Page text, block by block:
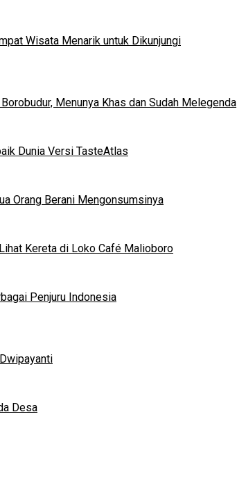
Wisata Menarik untuk Dikunjungi
Menunya Khas dan Sudah Melegenda
Dunia Versi TasteAtlas
Orang Berani Mengonsumsinya
Kereta di Loko Café Malioboro
Penjuru Indonesia
Desa